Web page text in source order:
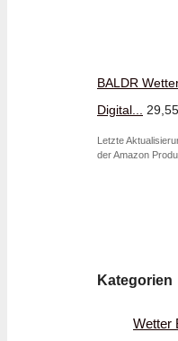
BALDR
Digital...
Letzte
der Amazon
Kategorien
Wetter